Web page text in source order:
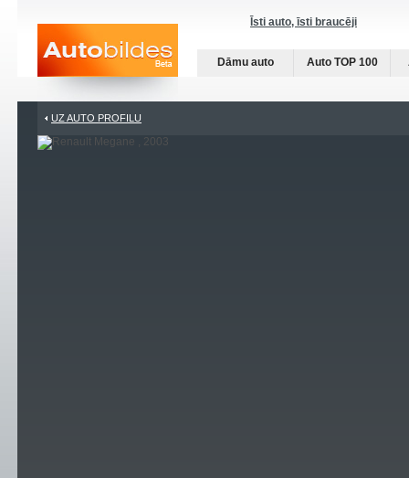
Īsti auto, īsti braucēji
Dāmu auto Auto TOP 100
UZ AUTO PROFILU